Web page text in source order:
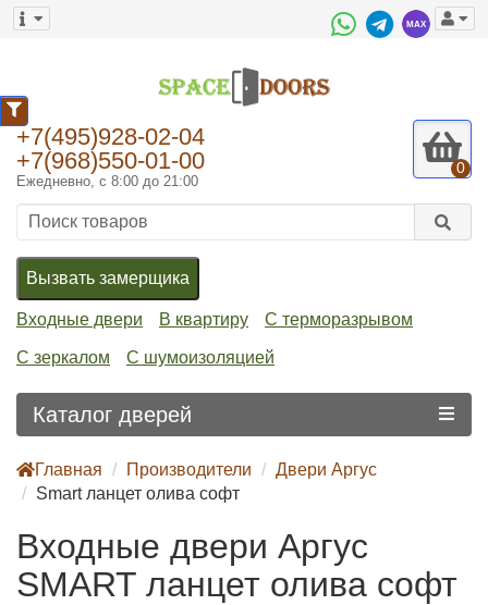
+7(495)928-02-04
+7(968)550-01-00
Ежедневно, с 8:00 до 21:00
0
Вызвать замерщика
Входные двери В квартиру С терморазрывом
С зеркалом С шумоизоляцией
Каталог дверей
Главная Производители
Двери Аргус
Smart ланцет олива софт
Входные двери Аргус
SMART ланцет олива софт